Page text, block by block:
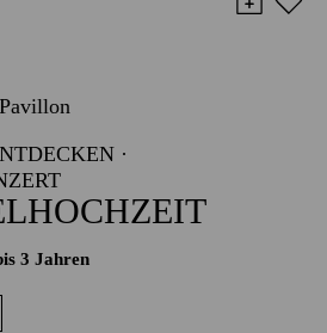
·
3 Jahren